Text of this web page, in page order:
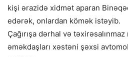
kişi ərazidə xidmət aparan
edərək, onlardan kömək istəyib.
Çağırışa dərhal və
əməkdaşları xəstəni şəxsi